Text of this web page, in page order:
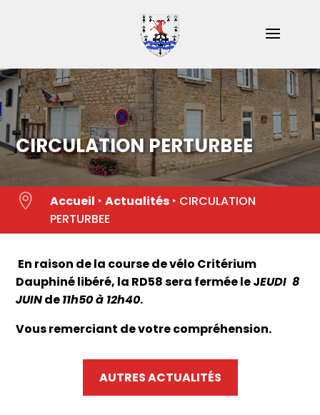
CIRCULATION PERTURBEE
 Accueil ‣ Actualités‣ CIRCULATION
PERTURBEE
En raison de la course de vélo Critérium
Dauphiné libéré, la RD58 sera fermée leJEUDI 8
JUINde11h50 à 12h40.
Vous remerciant de votre compréhension.
AUTRES ACTUALITÉS